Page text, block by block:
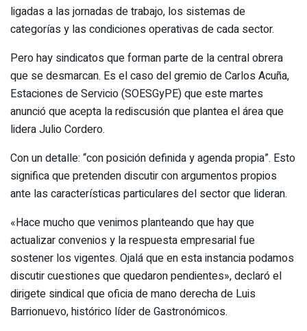
ligadas a las jornadas de trabajo, los sistemas de
categorías y las condiciones operativas de cada sector.
Pero hay sindicatos que forman parte de la central obrera
que se desmarcan. Es el caso del gremio de Carlos Acuña,
Estaciones de Servicio (SOESGyPE) que este martes
anunció que acepta la rediscusión que plantea el área que
lidera Julio Cordero.
Con un detalle: “con posición definida y agenda propia”. Esto
significa que pretenden discutir con argumentos propios
ante las características particulares del sector que lideran.
«Hace mucho que venimos planteando que hay que
actualizar convenios y la respuesta empresarial fue
sostener los vigentes. Ojalá que en esta instancia podamos
discutir cuestiones que quedaron pendientes», declaró el
dirigete sindical que oficia de mano derecha de Luis
Barrionuevo, histórico líder de Gastronómicos.